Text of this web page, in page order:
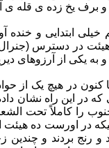
۱۹۲۱ به اورست رفت بنگریم خیلی
هیئت در دسترس
در هیچ یک از
این راه نشان
را کاملاً تحت
در اورست ده
بردند و چندین